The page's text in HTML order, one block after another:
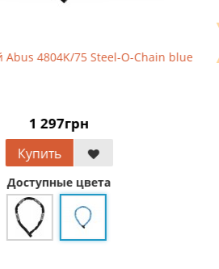
75 Steel-O-Chain blue
1 297грн
цвета